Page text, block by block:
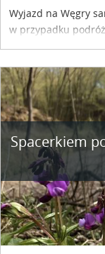
Wyjazd na Węgry
w przypadku
służbowej.
współpracy
Spacerkiem